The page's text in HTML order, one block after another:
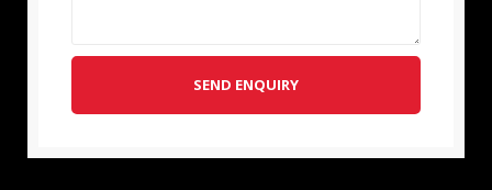
SEND ENQUIRY